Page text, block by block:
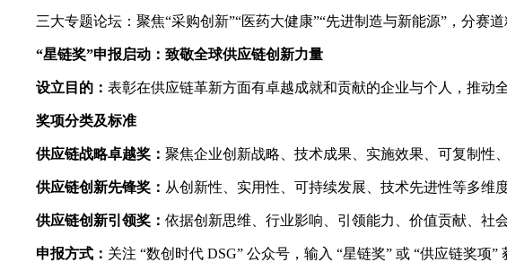
三大专题论坛：聚焦“采购创新”“医药大健康”“先进制造与新能源”，分赛道
“星链奖”申报启动：致敬全球供应链创新力量
设立目的： 表彰在供应链革新方面有卓越成就和贡献的企业与个人，推动
奖项分类及标准
供应链战略卓越奖： 聚焦企业创新战略、技术成果、实施效果、可复制性
供应链创新先锋奖： 从创新性、实用性、可持续发展、技术先进性等多维
供应链创新引领奖： 依据创新思维、行业影响、引领能力、价值贡献、社
申报方式： 关注 “数创时代 DSG” 公众号，输入 “星链奖” 或 “供应链奖项”